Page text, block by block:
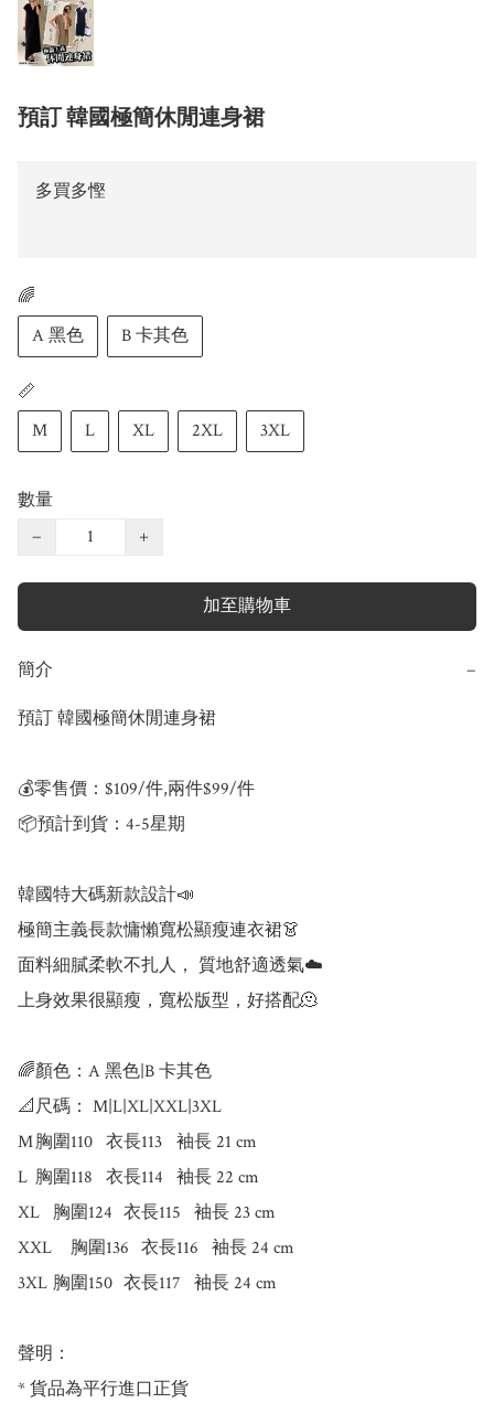
預訂 韓國極簡休閒連身裙
多買多慳
🌈
A 黑色
B 卡其色
📏
M
L XL 2XL 3XL
數量
−
+
加至購物車
簡介 −
預訂 韓國極簡休閒連身裙
💰零售價：$109/件,兩件$99/件
📦預計到貨：4-5星期
韓國特大碼新款設計📣
極簡主義長款慵懶寬松顯瘦連衣裙👗
面料細膩柔軟不扎人， 質地舒適透氣☁️
上身效果很顯瘦，寬松版型，好搭配🫠
🌈顏色：A 黑色|B 卡其色
📐尺碼： M|L|XL|XXL|3XL
M	胸圍110	衣長113	袖長 21 cm
L	胸圍118	衣長114	袖長 22 cm
XL	胸圍124	衣長115	袖長 23 cm
XXL	胸圍136	衣長116	袖長 24 cm
3XL	胸圍150	衣長117	袖長 24 cm
聲明：
* 貨品為平行進口正貨